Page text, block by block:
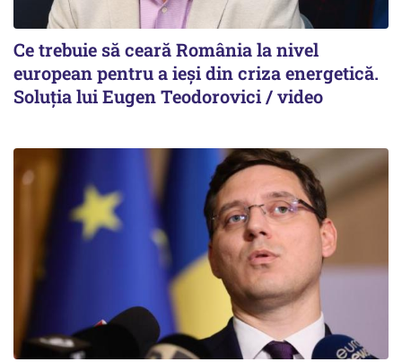
Ce trebuie să ceară România la nivel
european pentru a ieși din criza energetică.
Soluția lui Eugen Teodorovici / video